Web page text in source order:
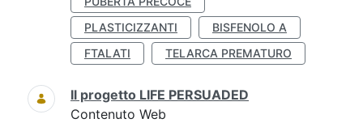
PLASTICIZZANTI
BISFENOLO A
FTALATI
TELARCA PREMATURO
Il progetto LIFE PERSUADED
Contenuto Web